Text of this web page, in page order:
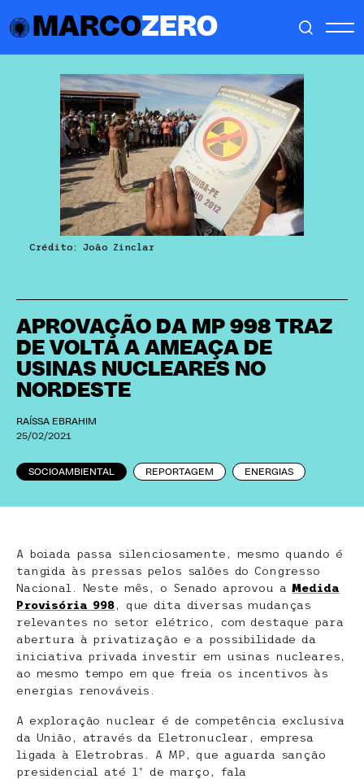
MARCOZERO
APROVAÇÃO DA MP 998 TRAZ
DE VOLTA A AMEAÇA DE
USINAS NUCLEARES NO
NORDESTE
RAÍSSA EBRAHIM
25/02/2021
SOCIOAMBIENTAL REPORTAGEM ENERGIAS
Crédito: João Zinclar
A boiada passa silenciosamente, mesmo quando é
tangida às pressas pelos salões do Congresso
Nacional. Neste mês, o Senado aprovou aMedida
Provisória 998, que dita diversas mudanças
relevantes no setor elétrico, com destaque para
abertura à privatização e a possibilidade da
iniciativa privada investir em usinas nucleares,
ao mesmo tempo em que freia os incentivos às
energias renováveis.
A exploração nuclear é de competência exclusiva
da União, através da Eletronuclear, empresa
ligada à Eletrobras. A MP, que aguarda sanção
presidencial até 1º de março, fala